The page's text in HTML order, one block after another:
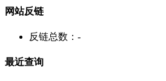
网站反链
反链总数： -
最近查询